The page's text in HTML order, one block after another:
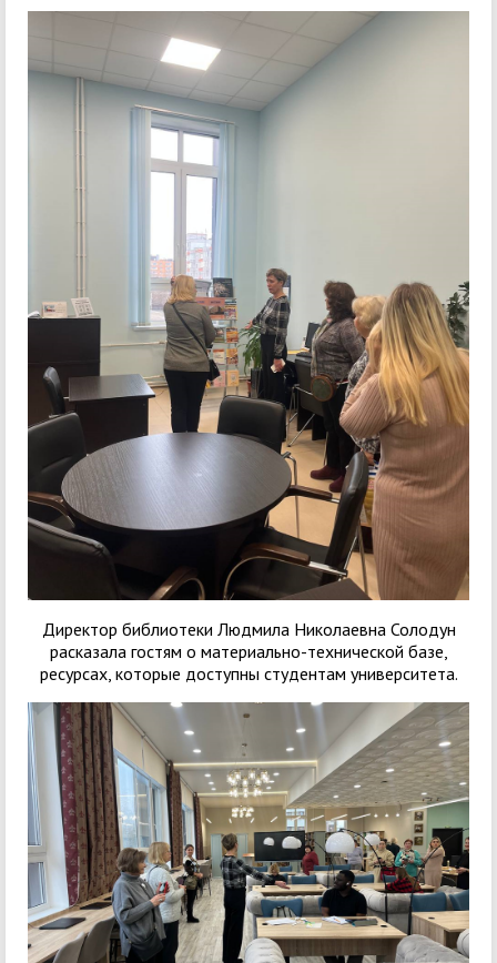
Директор библиотеки Людмила Николаевна Солодун
расказала гостям о материально-технической базе,
ресурсах, которые доступны студентам университета.